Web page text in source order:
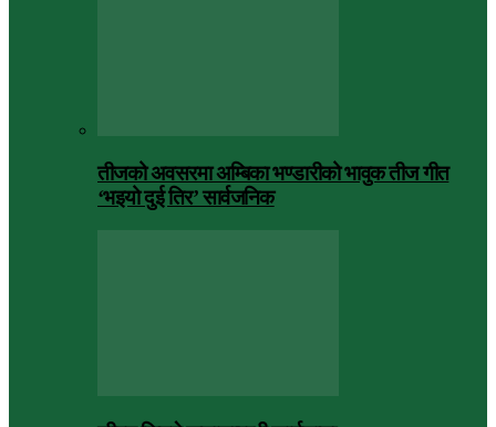
तीजको अवसरमा अम्बिका भण्डारीको भावुक तीज गीत
‘भइयो दुई तिर’ सार्वजनिक